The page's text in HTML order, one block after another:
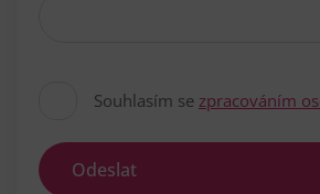
Souhlasím se zpracováním
Odeslat